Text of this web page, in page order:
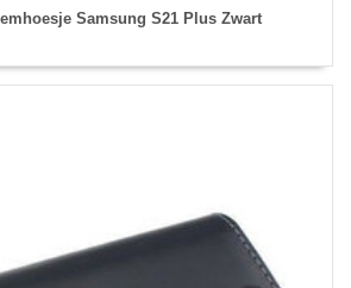
Samsung S21 Plus Zwart